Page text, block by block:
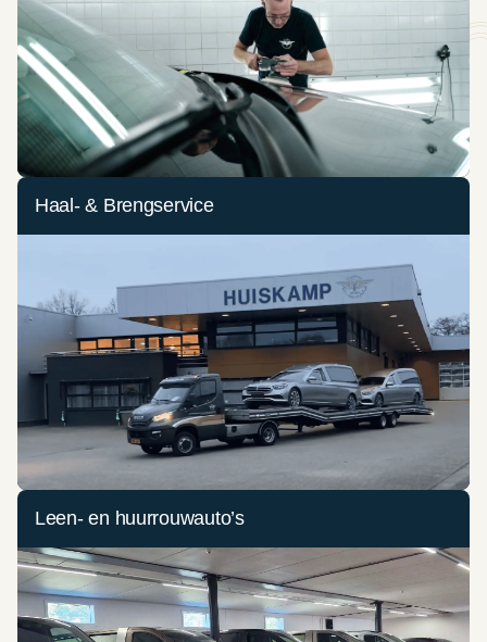
Haal- & Brengservice
Leen- en huurrouwauto’s